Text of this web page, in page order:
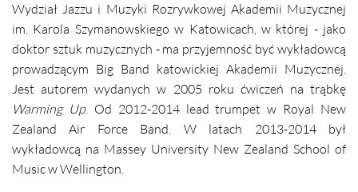
Wydział Jazzu i Muzyki Rozrywkowej Akademii Muzycznej
im. Karola Szymanowskiego w Katowicach, w której - jako
doktor sztuk muzycznych - ma przyjemność być wykładowcą
prowadzącym Big Band katowickiej Akademii Muzycznej.
Jest autorem wydanych w 2005 roku ćwiczeń na trąbkę
Warming Up. Od 2012-2014 lead trumpet w Royal New
Zealand Air Force Band. W latach 2013-2014 był
wykładowcą na Massey University New Zealand School of
Music w Wellington.